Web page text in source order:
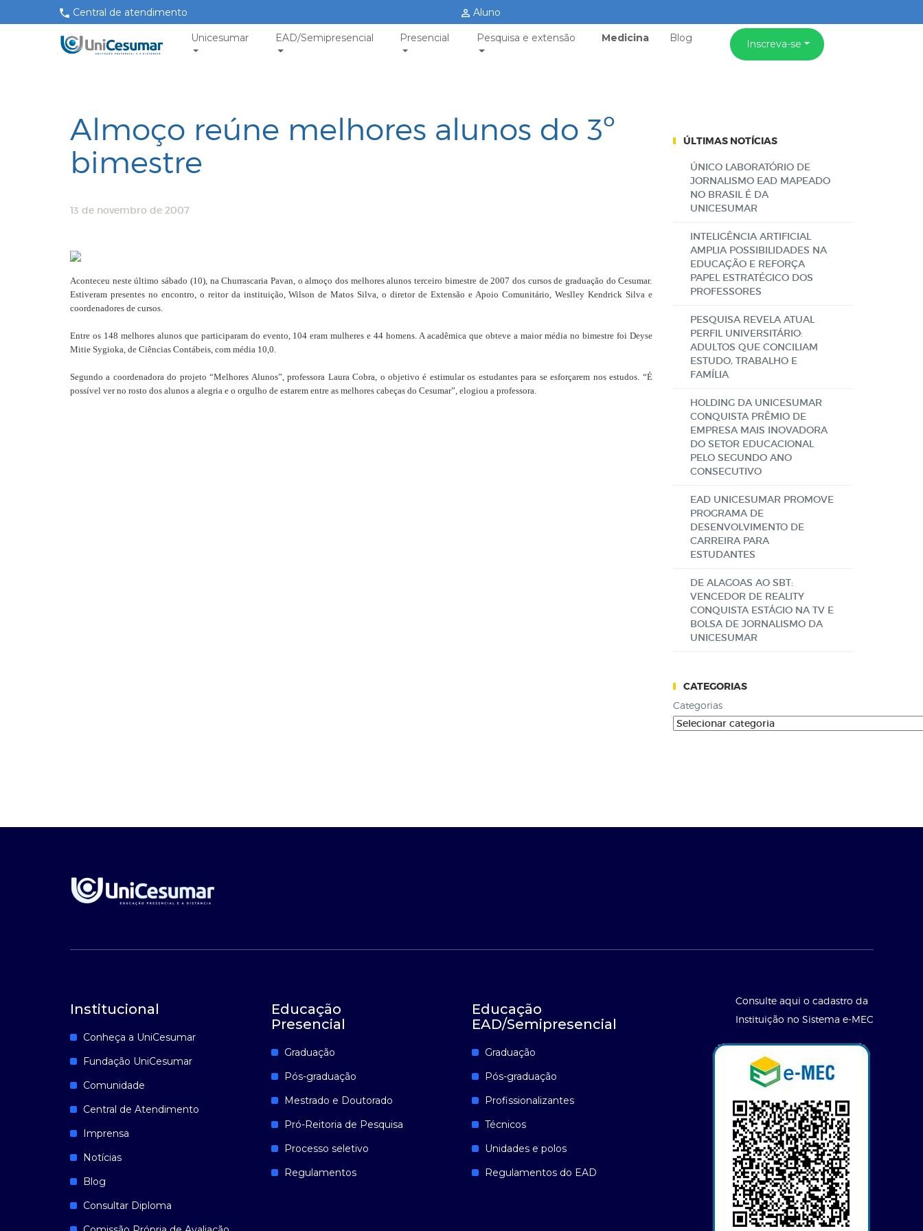
Central de atendimento Aluno
Unicesumar EAD/Semipresencial Presencial Pesquisa e extensão Medicina Blog Inscreva-se
Almoço reúne melhores alunos do 3º
bimestre
13 de novembro de 2007
Aconteceu neste último sábado (10), na Churrascaria Pavan, o almoço dos melhores alunos terceiro bimestre de 2007 dos cursos de graduação do Cesumar.
Estiveram presentes no encontro, o reitor da instituição, Wilson de Matos Silva, o diretor de Extensão e Apoio Comunitário, Weslley Kendrick Silva e
coordenadores de cursos.
Entre os 148 melhores alunos que participaram do evento, 104 eram mulheres e 44 homens. A acadêmica que obteve a maior média no bimestre foi Deyse
Mitie Sygioka, de Ciências Contábeis, com média 10,0.
Segundo a coordenadora do projeto “Melhores Alunos”, professora Laura Cobra, o objetivo é estimular os estudantes para se esforçarem nos estudos. “É
possível ver no rosto dos alunos a alegria e o orgulho de estarem entre as melhores cabeças do Cesumar”, elogiou a professora.
ÚLTIMAS NOTÍCIAS
ÚNICO LABORATÓRIO DE
JORNALISMO EAD MAPEADO
NO BRASIL É DA
UNICESUMAR
INTELIGÊNCIA ARTIFICIAL
AMPLIA POSSIBILIDADES NA
EDUCAÇÃO E REFORÇA
PAPEL ESTRATÉGICO DOS
PROFESSORES
PESQUISA REVELA ATUAL
PERFIL UNIVERSITÁRIO:
ADULTOS QUE CONCILIAM
ESTUDO, TRABALHO E
FAMÍLIA
HOLDING DA UNICESUMAR
CONQUISTA PRÊMIO DE
EMPRESA MAIS INOVADORA
DO SETOR EDUCACIONAL
PELO SEGUNDO ANO
CONSECUTIVO
EAD UNICESUMAR PROMOVE
PROGRAMA DE
DESENVOLVIMENTO DE
CARREIRA PARA
ESTUDANTES
DE ALAGOAS AO SBT:
VENCEDOR DE REALITY
CONQUISTA ESTÁGIO NA TV E
BOLSA DE JORNALISMO DA
UNICESUMAR
CATEGORIAS
Categorias
Institucional
Conheça a UniCesumar
Fundação UniCesumar
Comunidade
Central de Atendimento
Imprensa
Notícias
Blog
Consultar Diploma
Educação
Presencial
Graduação
Pós-graduação
Mestrado e Doutorado
Pró-Reitoria de Pesquisa
Processo seletivo
Regulamentos
Educação
EAD/Semipresencial
Graduação
Pós-graduação
Profissionalizantes
Técnicos
Unidades e polos
Regulamentos do EAD
Consulte aqui o cadastro da
Instituição no Sistema e-MEC